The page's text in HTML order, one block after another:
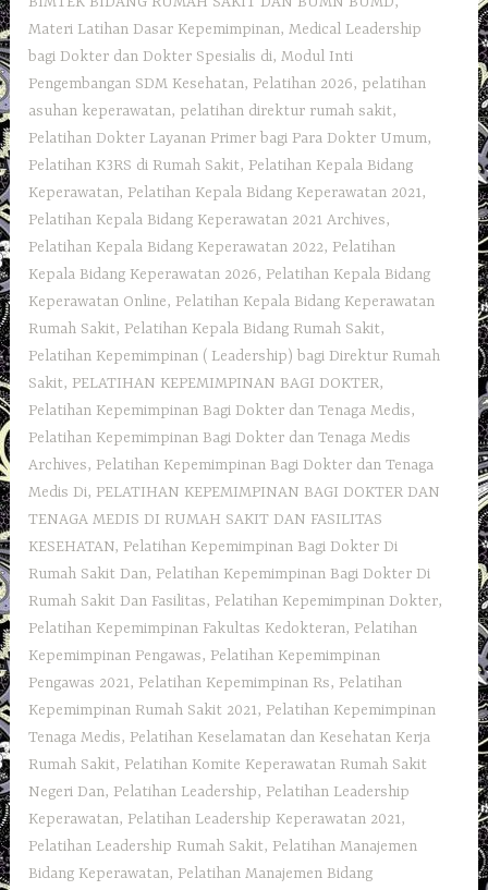
Materi Latihan Dasar Kepemimpinan,Medical Leadership
bagi Dokter dan Dokter Spesialis di,Modul Inti
Pengembangan SDM Kesehatan, Pelatihan 2026, pelatihan
asuhan keperawatan, pelatihan direktur rumah sakit,
Pelatihan Dokter Layanan Primer bagi Para Dokter Umum,
Pelatihan K3RS di Rumah Sakit, Pelatihan Kepala Bidang
Keperawatan, Pelatihan Kepala Bidang Keperawatan 2021,
Pelatihan Kepala Bidang Keperawatan 2021 Archives,
Pelatihan Kepala Bidang Keperawatan 2022, Pelatihan
Kepala Bidang Keperawatan 2026, Pelatihan Kepala Bidang
Keperawatan Online, Pelatihan Kepala Bidang Keperawatan
Rumah Sakit, Pelatihan Kepala Bidang Rumah Sakit,
Pelatihan Kepemimpinan ( Leadership) bagi Direktur Rumah
Sakit, PELATIHAN KEPEMIMPINAN BAGI DOKTER,
Pelatihan Kepemimpinan Bagi Dokter dan Tenaga Medis,
Pelatihan Kepemimpinan Bagi Dokter dan Tenaga Medis
Archives, Pelatihan Kepemimpinan Bagi Dokter dan Tenaga
Medis Di, PELATIHAN KEPEMIMPINAN BAGI DOKTER DAN
TENAGA MEDIS DI RUMAH SAKIT DAN FASILITAS
KESEHATAN, Pelatihan Kepemimpinan Bagi Dokter Di
Rumah Sakit Dan, Pelatihan Kepemimpinan Bagi Dokter Di
Rumah Sakit Dan Fasilitas, Pelatihan Kepemimpinan Dokter,
Pelatihan Kepemimpinan Fakultas Kedokteran, Pelatihan
Kepemimpinan Pengawas, Pelatihan Kepemimpinan
Pengawas 2021, Pelatihan Kepemimpinan Rs, Pelatihan
Kepemimpinan Rumah Sakit 2021, Pelatihan Kepemimpinan
Tenaga Medis, Pelatihan Keselamatan dan Kesehatan Kerja
Rumah Sakit, Pelatihan Komite Keperawatan Rumah Sakit
Negeri Dan, Pelatihan Leadership, Pelatihan Leadership
Keperawatan, Pelatihan Leadership Keperawatan 2021,
Pelatihan Leadership Rumah Sakit, Pelatihan Manajemen
Bidang Keperawatan, Pelatihan Manajemen Bidang